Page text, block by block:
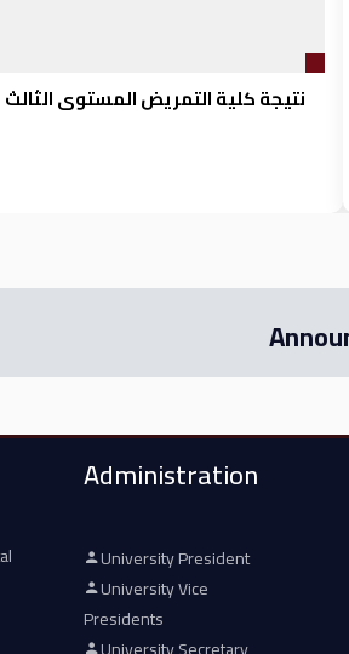
نتيجة كلية التمريض المستوى الثالث
Administration
University President
University Vice
Presidents